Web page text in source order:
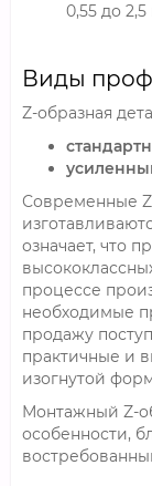
0,55 до
Виды
Z-образная
Современные
означает, что
процессе
необходимые
продажу
практичные и
изогнутой
Монтажный Z-
особенности,